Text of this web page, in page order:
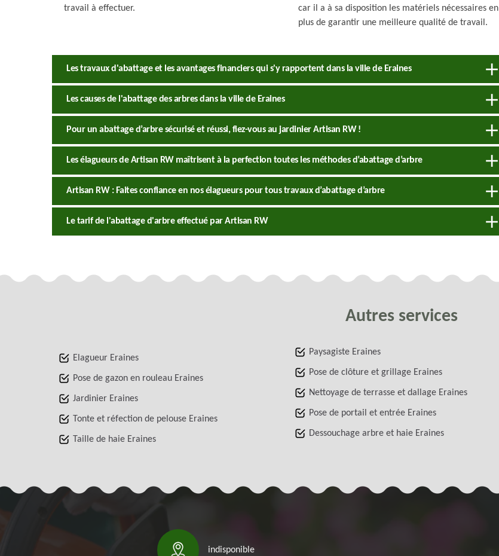
travail à effectuer.
car il a à sa disposition les matériels nécessaires en
plus de garantir une meilleure qualité de travail.
Les travaux d'abattage et les avantages financiers qui s'y rapportent dans la ville de Eraines
Les causes de l'abattage des arbres dans la ville de Eraines
Pour un abattage d’arbre sécurisé et réussi, fiez-vous au jardinier Artisan RW !
Les élagueurs de Artisan RW maîtrisent à la perfection toutes les méthodes d’abattage d’arbre
Artisan RW : Faites confiance en nos élagueurs pour tous travaux d’abattage d’arbre
Le tarif de l'abattage d'arbre effectué par Artisan RW
Autres services
Elagueur Eraines
Pose de gazon en rouleau Eraines
Jardinier Eraines
Tonte et réfection de pelouse Eraines
Taille de haie Eraines
Paysagiste Eraines
Pose de clôture et grillage Eraines
Nettoyage de terrasse et dallage Eraines
Pose de portail et entrée Eraines
Dessouchage arbre et haie Eraines
indisponible